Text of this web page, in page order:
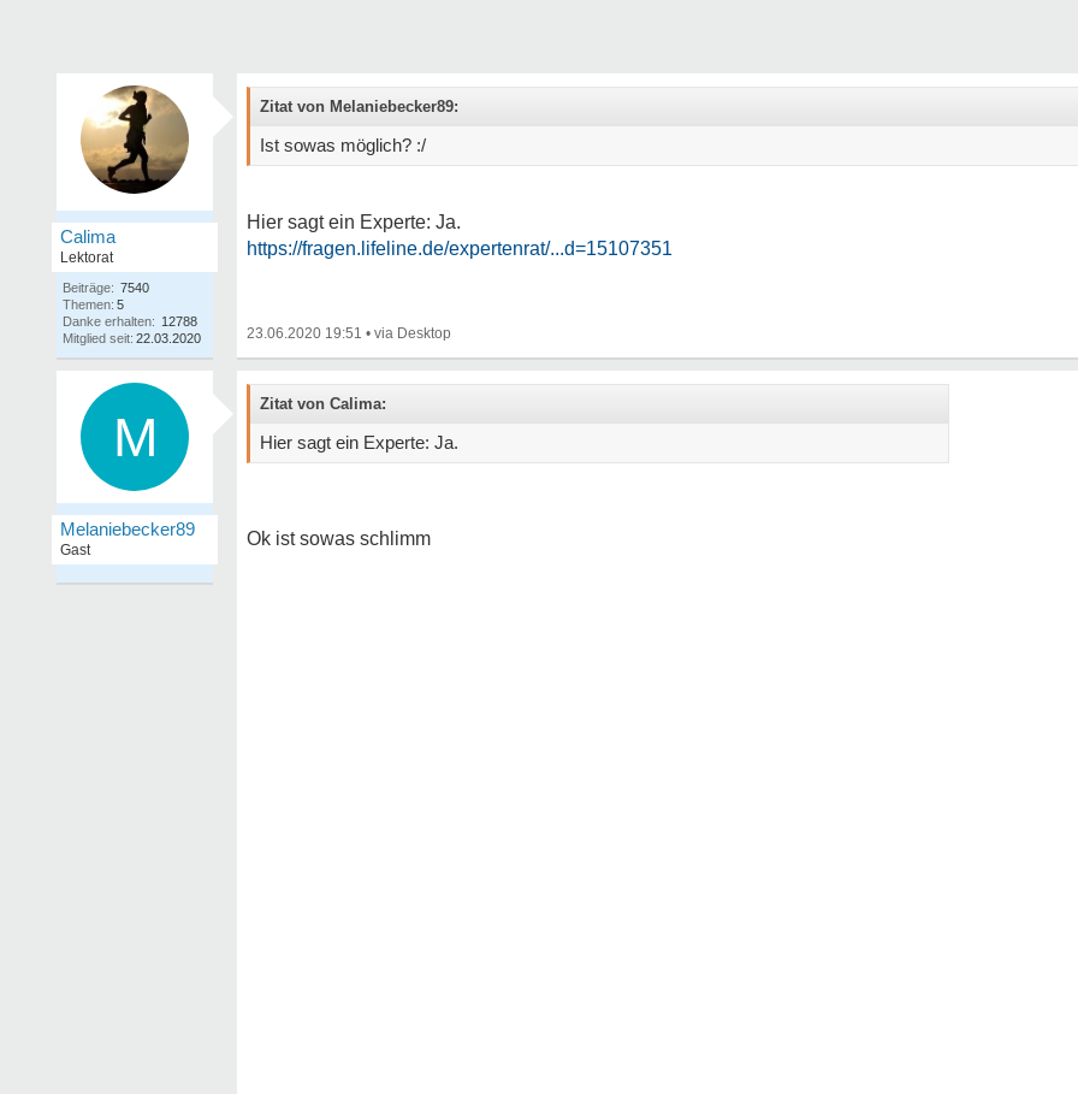
Calima
Lektorat
Beiträge: 7540
Themen: 5
Danke erhalten: 12788
Mitglied seit: 22.03.2020
Zitat von Melaniebecker89:
Ist sowas möglich? :/
Hier sagt ein Experte: Ja.
https://fragen.lifeline.de/expertenrat/...d=15107351
23.06.2020 19:51 •
M
Melaniebecker89
Gast
Zitat von Calima:
Hier sagt ein Experte: Ja.
Ok ist sowas schlimm